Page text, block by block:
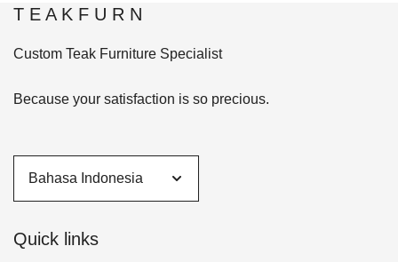
T E A K F U R N
Custom Teak Furniture Specialist
Because your satisfaction is so precious.
Quick links